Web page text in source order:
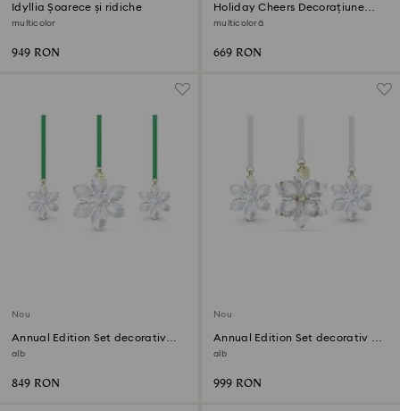
Idyllia Șoarece și ridiche
multicolor
949 RON
Holiday Cheers Decorațiune
glob Ciorap și bomboană
multicoloră
669 RON
Nou
Annual Edition Set decorativ
2026
alb
849 RON
Nou
Annual Edition Set decorativ 3D
2026
alb
999 RON